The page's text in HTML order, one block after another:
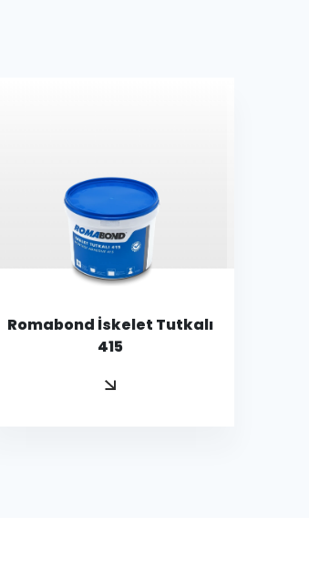
Romabond İskelet Tutkalı
415